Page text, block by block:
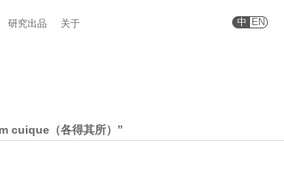
研究出品 关于 中 EN
cuique（各得其所）”